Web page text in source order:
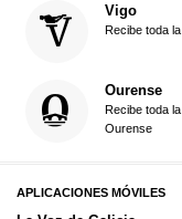
Vigo
Recibe toda
Ourense
Recibe toda
Ourense
APLICACIONES MÓVILES